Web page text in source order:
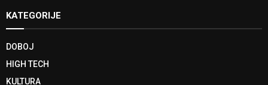
KATEGORIJE
DOBOJ
HIGH TECH
KULTURA